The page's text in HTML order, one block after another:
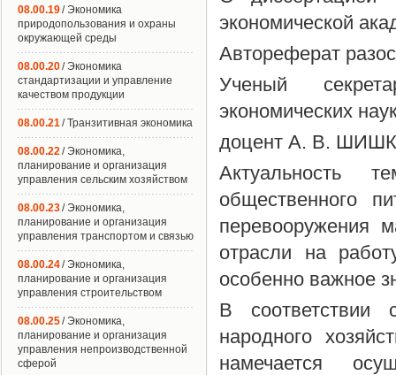
экономической
Автореферат
Ученый
экономических
доцент А. В.
Актуальность
общественного
перевооружения
отрасли на
особенно важное
В соответствии
народного
намечается
08.00.19/ Экономика
природопользования и охраны
окружающей среды
08.00.20/ Экономика
стандартизации и управление
качеством продукции
08.00.21/ Транзитивная экономика
08.00.22/ Экономика,
планирование и организация
управления сельским хозяйством
08.00.23/ Экономика,
планирование и организация
управления транспортом и связью
08.00.24/ Экономика,
планирование и организация
управления строительством
08.00.25/ Экономика,
планирование и организация
управления непроизводственной
сферой